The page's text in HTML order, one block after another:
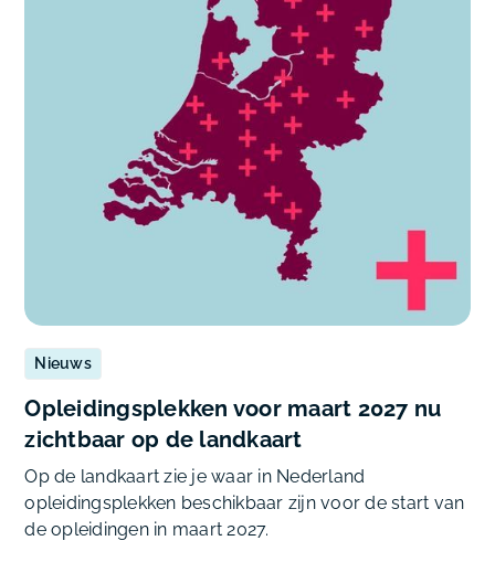
Nieuws
Opleidingsplekken voor maart 2027 nu
zichtbaar op de landkaart
Op de landkaart zie je waar in Nederland
opleidingsplekken beschikbaar zijn voor de start van
de opleidingen in maart 2027.